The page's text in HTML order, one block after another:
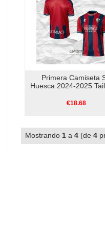
Primera Camiseta
Huesca 2024-2025
€18.68
Mostrando 1 a 4 (de 4